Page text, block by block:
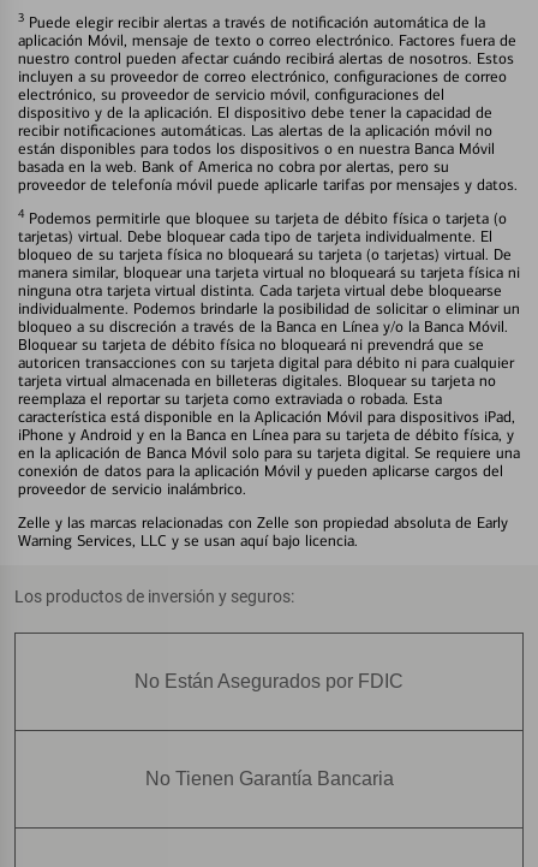
3 Puede elegir recibir alertas a través de notificación automática de la
aplicación Móvil, mensaje de texto o correo electrónico. Factores fuera de
nuestro control pueden afectar cuándo recibirá alertas de nosotros. Estos
incluyen a su proveedor de correo electrónico, configuraciones de correo
electrónico, su proveedor de servicio móvil, configuraciones del
dispositivo y de la aplicación. El dispositivo debe tener la capacidad de
recibir notificaciones automáticas. Las alertas de la aplicación móvil no
están disponibles para todos los dispositivos o en nuestra Banca Móvil
basada en la web. Bank of America no cobra por alertas, pero su
proveedor de telefonía móvil puede aplicarle tarifas por mensajes y datos.
4 Podemos permitirle que bloquee su tarjeta de débito física o tarjeta (o
tarjetas) virtual. Debe bloquear cada tipo de tarjeta individualmente. El
bloqueo de su tarjeta física no bloqueará su tarjeta (o tarjetas) virtual. De
manera similar, bloquear una tarjeta virtual no bloqueará su tarjeta física ni
ninguna otra tarjeta virtual distinta. Cada tarjeta virtual debe bloquearse
individualmente. Podemos brindarle la posibilidad de solicitar o eliminar un
bloqueo a su discreción a través de la Banca en Línea y/o la Banca Móvil.
Bloquear su tarjeta de débito física no bloqueará ni prevendrá que se
autoricen transacciones con su tarjeta digital para débito ni para cualquier
tarjeta virtual almacenada en billeteras digitales. Bloquear su tarjeta no
reemplaza el reportar su tarjeta como extraviada o robada. Esta
característica está disponible en la Aplicación Móvil para dispositivos iPad,
iPhone y Android y en la Banca en Línea para su tarjeta de débito física, y
en la aplicación de Banca Móvil solo para su tarjeta digital. Se requiere una
conexión de datos para la aplicación Móvil y pueden aplicarse cargos del
proveedor de servicio inalámbrico.
Zelle y las marcas relacionadas con Zelle son propiedad absoluta de Early
Warning Services, LLC y se usan aquí bajo licencia.
Los productos de inversión y seguros:
No Están Asegurados por FDIC
No Tienen Garantía Bancaria